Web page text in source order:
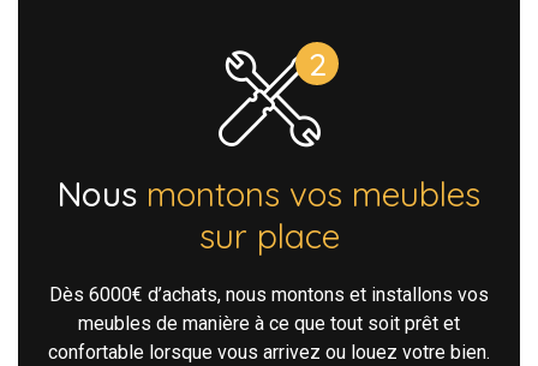
Nous montons vos meubles
sur place
Dès 6000€ d’achats, nous montons et installons vos
meubles de manière à ce que tout soit prêt et
confortable lorsque vous arrivez ou louez votre bien.